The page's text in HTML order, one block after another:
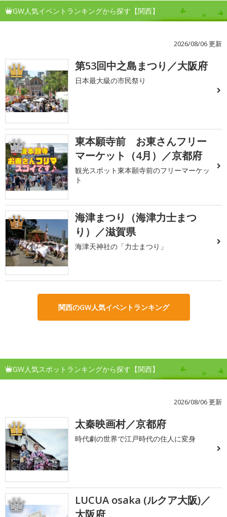
GW人気イベントランキングから探す【関西】
2026/08/06 更新
1 第53回中之島まつり／大阪府
日本最大級の市民祭り
2
東本願寺前 お東さんフリー
マーケット（4月）／京都府
観光スポット東本願寺前のフリーマーケッ
ト
3
海津まつり（海津力士まつ
り）／滋賀県
海津天神社の「力士まつり」
関西のGW人気イベントランキング
GW人気スポットランキングから探す【関西】
2026/08/06 更新
1 太秦映画村／京都府
時代劇の世界で江戸時代の住人に変身
2
LUCUA osaka (ルクア大阪)／
大阪府